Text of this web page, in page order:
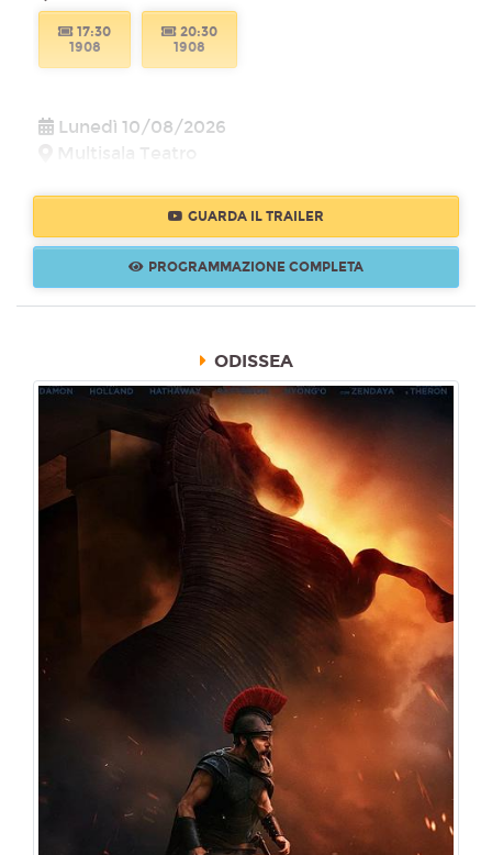
17:30
1908
20:30
1908
Lunedì 10/08/2026
Multisala Teatro
20:30
GUARDA IL TRAILER
PROGRAMMAZIONE COMPLETA
ODISSEA